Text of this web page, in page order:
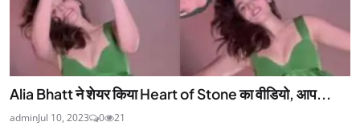
Alia Bhatt ने शेयर किया Heart of Stone का वीडियो, आप...
adminJul 10, 2023 0 21